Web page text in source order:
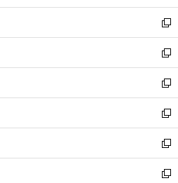
開
く
ウ
で
開
く
ン
ド
ウ
で
開
く
ウ
ィ
ン
ド
ウ
で
開
く
新
し
い
ウ
ィ
ン
ド
ウ
で
開
く
新
し
い
ウ
ィ
ン
ド
ウ
で
新
し
い
ウ
ィ
ン
ド
新
し
い
ウ
ィ
新
し
い
新